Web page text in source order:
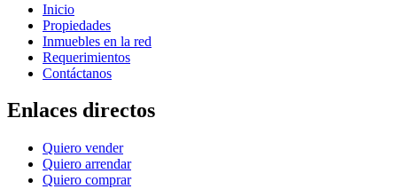
Inicio
Propiedades
Inmuebles en la red
Requerimientos
Contáctanos
Enlaces directos
Quiero vender
Quiero arrendar
Quiero comprar